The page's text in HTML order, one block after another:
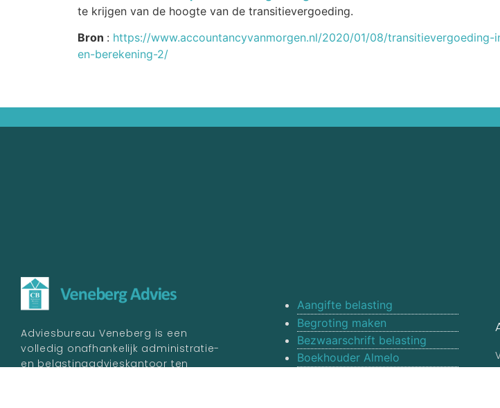
te krijgen van de hoogte van de transitievergoeding.
Bron : https://www.accountancyvanmorgen.nl/2020/01/08/
en-berekening-2/
Adviesbureau Veneberg is een
volledig onafhankelijk administratie-
en belastingadvieskantoor ten
Aangifte belasting
Begroting maken
Bezwaarschrift belasting
Boekhouder Almelo